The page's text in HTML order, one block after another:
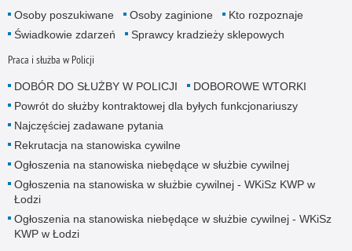
Osoby poszukiwane Osoby zaginione
Kto rozpoznaje
Świadkowie zdarzeń
Sprawcy kradzieży sklepowych
Praca i służba w Policji
DOBÓR DO SŁUŻBY W POLICJI
DOBOROWE WTORKI
Powrót do służby kontraktowej dla byłych funkcjonariuszy
Najczęściej zadawane pytania
Rekrutacja na stanowiska cywilne
Ogłoszenia na stanowiska niebędące w służbie cywilnej
Ogłoszenia na stanowiska w służbie cywilnej - WKiSz KWP w
Łodzi
Ogłoszenia na stanowiska niebędące w służbie cywilnej - WKiSz
KWP w Łodzi